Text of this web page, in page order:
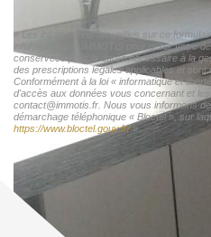
« Les informations recueillies sur ce
informatisé par IMMOTIS pour gérer votre
conservées pour la durée nécessaire à la
des prescriptions légales applicables et sont
Conformément à la loi « informatique et
d'accès aux données vous concernant et
contact@immotis.fr. Nous vous informons
démarchage téléphonique « Bloctel », sur
https://www.bloctel.gouv.fr/»